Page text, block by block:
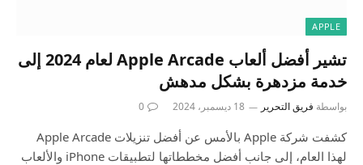
APPLE
تشير أفضل ألعاب Apple Arcade لعام 2024 إلى
خدمة مزدهرة بشكل مدهش
بواسطة فريق التحرير 18 ديسمبر، 2024 0
كشفت شركة Apple بالأمس عن أفضل تنزيلات Apple Arcade
لهذا العام، إلى جانب أفضل مخططاتها لتطبيقات iPhone والألعاب